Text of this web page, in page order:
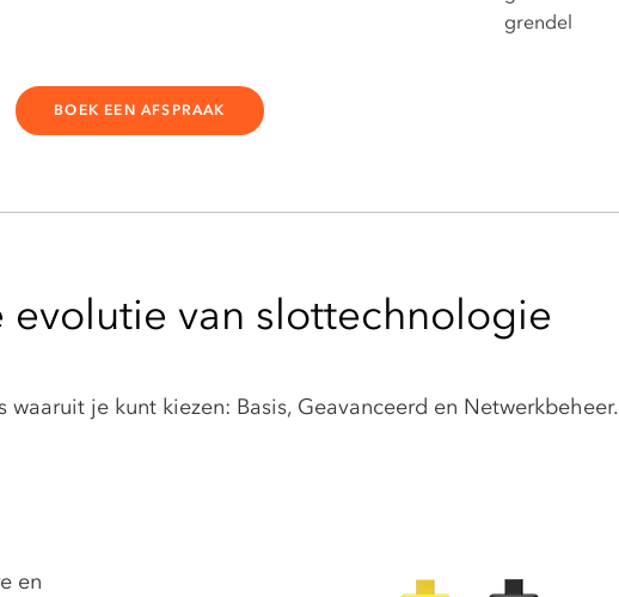
grendel
BOEK EEN AFSPRAAK
van slottechnologie
je kunt kiezen: Basis, Geavanceerd en Netwerkbeheer.
en